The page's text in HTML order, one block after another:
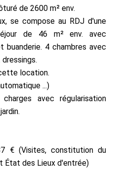
de 2600 m² env.
se compose au RDJ d'une
de 46 m² env. avec
buanderie. 4 chambres avec
location.
...)
avec régularisation
€ (Visites, constitution du
État des Lieux d'entrée)